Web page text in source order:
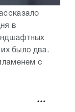
в
было два.
с